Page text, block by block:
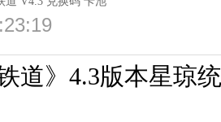
道》4.3版本星琼